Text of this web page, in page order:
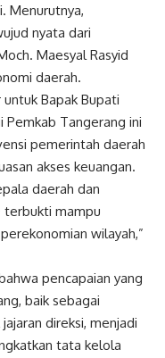
Menurutnya,
nyata dari
Maesyal Rasyid
daerah.
Bapak Bupati
Pemkab Tangerang ini
pemerintah daerah
akses keuangan.
daerah dan
terbukti mampu
wilayah,”
pencapaian yang
baik sebagai
direksi, menjadi
tata kelola